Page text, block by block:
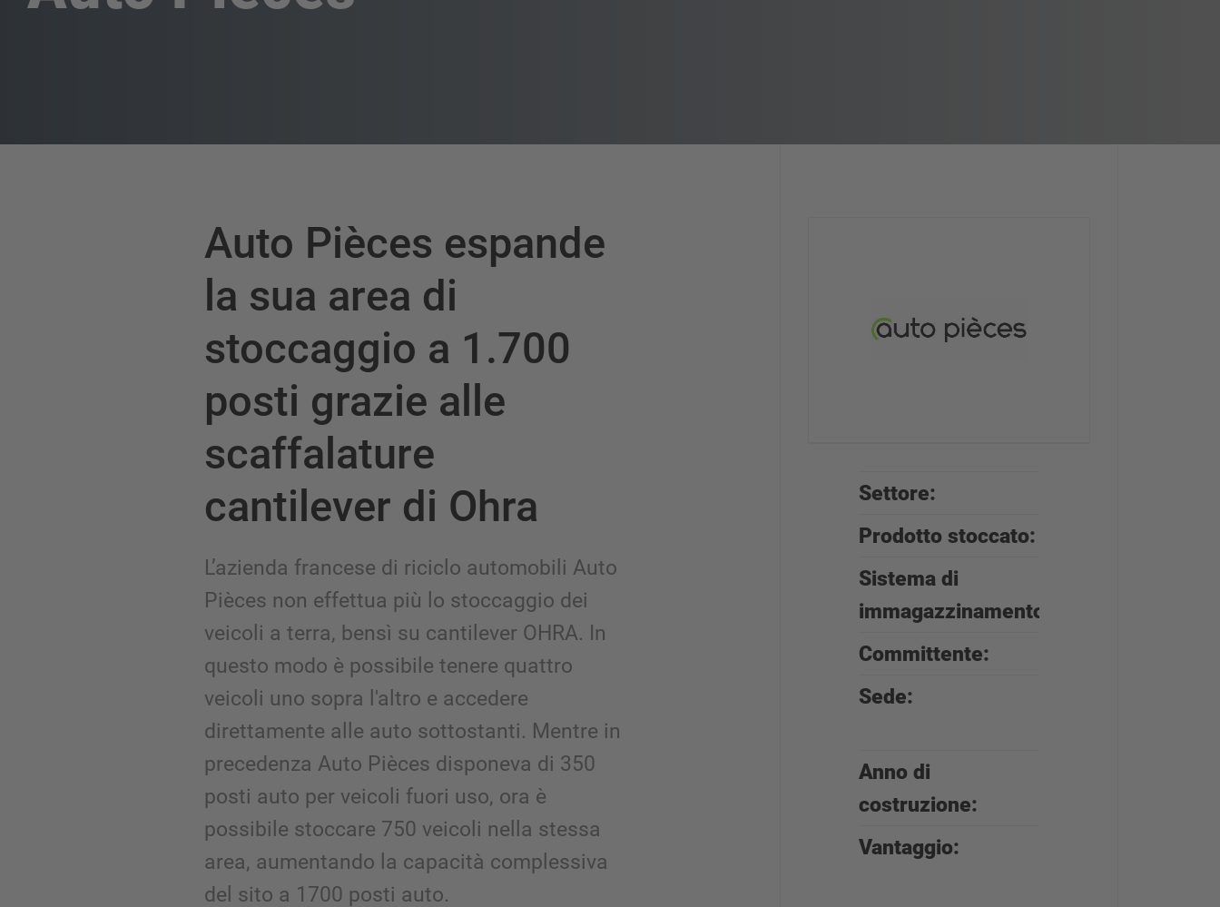
Auto Pièces espande
la sua area di
stoccaggio a 1.700
posti grazie alle
scaffalature
cantilever di Ohra
L’azienda francese di riciclo automobili Auto
Pièces non effettua più lo stoccaggio dei
veicoli a terra, bensì su cantilever OHRA. In
questo modo è possibile tenere quattro
veicoli uno sopra l'altro e accedere
direttamente alle auto sottostanti. Mentre in
precedenza Auto Pièces disponeva di 350
posti auto per veicoli fuori uso, ora è
possibile stoccare 750 veicoli nella stessa
area, aumentando la capacità complessiva
del sito a 1700 posti auto.
Settore:
Prodotto stoccato:
Sistema di
immagazzinamento:
Committente:
Sede:
Anno di
costruzione:
Vantaggio: